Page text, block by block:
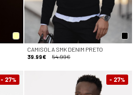
CAMISOLA SMK DENIM PRETO
39.99€
54.99€
- 27% - 27%